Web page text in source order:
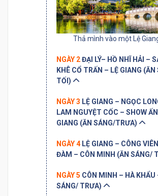
Thả mình vào một Lệ
NGÀY 2ĐẠI LÝ– HỒ NHĨ HẢI –
KHÊ CỔ TRẤN – LỆ GIANG
TỐI)
NGÀY 3 LỆ GIANG – NGỌC
LAM NGUYỆT CỐC – SHOW
GIANG (ĂN SÁNG/TRƯA)
NGÀY 4LỆ GIANG – CÔNG
ĐÀM – CÔN MINH (ĂN SÁNG/
NGÀY 5 CÔN MINH – HÀ KHẨU
SÁNG/ TRƯA)